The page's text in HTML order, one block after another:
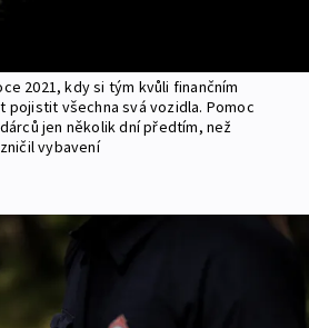
2021, kdy si tým kvůli finančním
pojistit všechna svá vozidla. Pomoc
jen několik dní předtím, než
vybavení